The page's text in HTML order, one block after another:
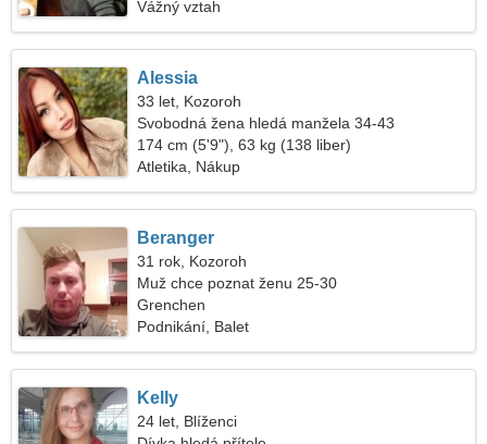
Vážný vztah
Alessia
33 let, Kozoroh
Svobodná žena hledá manžela 34-43
174 cm (5'9"), 63 kg (138 liber)
Atletika, Nákup
Beranger
31 rok, Kozoroh
Muž chce poznat ženu 25-30
Grenchen
Podnikání, Balet
Kelly
24 let, Blíženci